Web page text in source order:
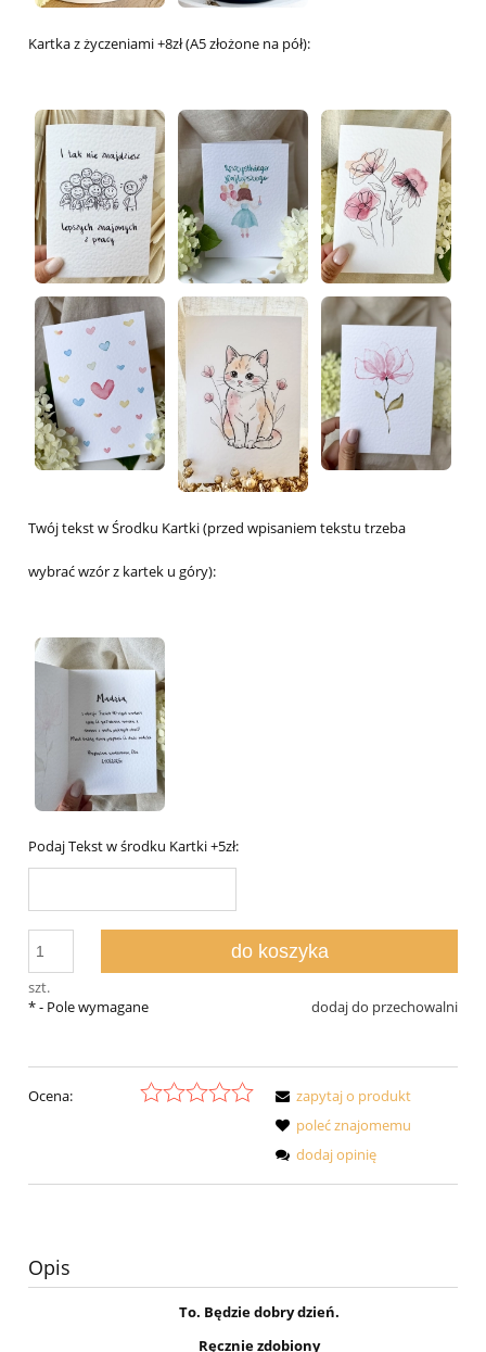
Kartka z życzeniami +8zł (A5 złożone na pół):
Twój tekst w Środku Kartki (przed wpisaniem tekstu trzeba
wybrać wzór z kartek u góry):
Podaj Tekst w środku Kartki +5zł:
szt.
do koszyka
dodaj do przechowalni
*- Pole wymagane
Ocena:
zapytaj o produkt
poleć znajomemu
dodaj opinię
Opis
To. Będzie dobry dzień.
Ręcznie zdobiony